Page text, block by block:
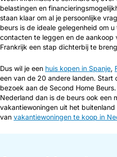
belastingen en
staan klaar om al je persoonlijke
beurs is de ideale gelegenheid om
contacten te leggen en de aankoop
Frankrijk een stap dichterbij te
Dus wil je een huis kopen in Spanje,
een van de 20 andere landen. Start
bezoek aan de Second Home
Nederland dan is de beurs ook een
vakantiewoningen uit het
van vakantiewoningen te koop in